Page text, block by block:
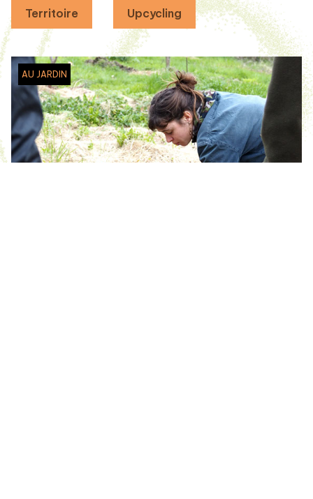
Territoire Upcycling
AU JARDIN